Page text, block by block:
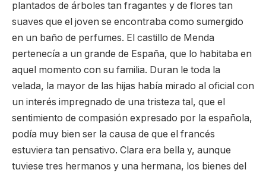
plantados de árboles tan fragantes y de flores tan
suaves que el joven se encontraba como sumergido
en un baño de perfumes. El castillo de Menda
pertenecía a un grande de España, que lo habitaba en
aquel momento con su familia. Duran le toda la
velada, la mayor de las hijas había mirado al oficial con
un interés impregnado de una tristeza tal, que el
sentimiento de compasión expresado por la española,
podía muy bien ser la causa de que el francés
estuviera tan pensativo. Clara era bella y, aunque
tuviese tres hermanos y una hermana, los bienes del